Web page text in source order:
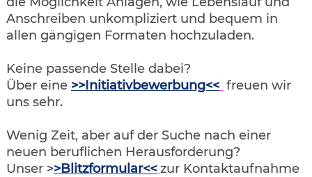
Anschreiben unkompliziert und bequem in
allen gängigen Formaten hochzuladen.
Keine passende Stelle dabei?
Über eine >>Initiativbewerbung<< freuen wir
uns sehr.
Wenig Zeit, aber auf der Suche nach einer
neuen beruflichen Herausforderung?
Unser >>Blitzformular<< zur Kontaktaufnahme